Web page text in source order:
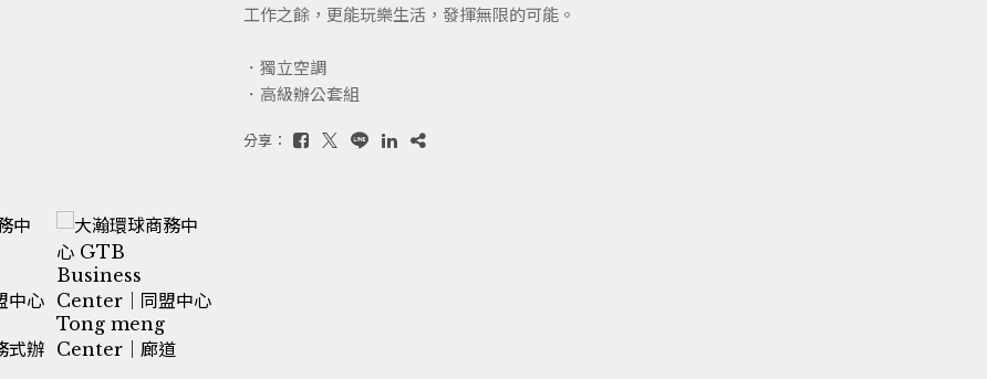
工作之餘，更能玩樂生活，發揮無限的可能。
．獨立空調
．高級辦公套組
分享：